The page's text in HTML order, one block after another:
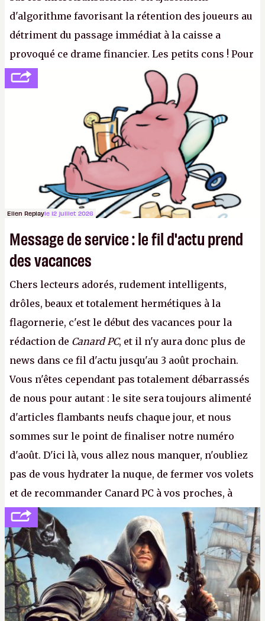
d'algorithme favorisant la rétention des joueurs au
détriment du passage immédiat à la caisse a
provoqué ce drame financier. Les petits cons ! Pour
se consoler, le PDG David Baszucki peut compter
sur le déblocage du jeu en Russie et l'explosion des
joueurs majeurs (+32 %). L'avenir appartient donc
aux adultes, qui ne sont jamais que des enfants
avec du pouvoir d'achat.P.
Ellen Replayle 12 juillet 2026
Message de service : le fil d'actu prend
des vacances
Chers lecteurs adorés, rudement intelligents,
drôles, beaux et totalement hermétiques à la
flagornerie, c'est le début des vacances pour la
rédaction de Canard PC, et il n'y aura donc plus de
news dans ce fil d'actu jusqu'au 3 août prochain.
Vous n'êtes cependant pas totalement débarrassés
de nous pour autant : le site sera toujours alimenté
d'articles flambants neufs chaque jour, et nous
sommes sur le point de finaliser notre numéro
d'août. D'ici là, vous allez nous manquer, n'oubliez
pas de vous hydrater la nuque, de fermer vos volets
et de recommander Canard PC à vos proches, à
votre famille et aux inconnus que vous croisez
dans la rue. Bon été à tous ! –ER.